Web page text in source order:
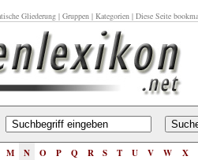
Gliederung| Gruppen| Kategorien| Diese Seite
M N O P Q R S T U V W X